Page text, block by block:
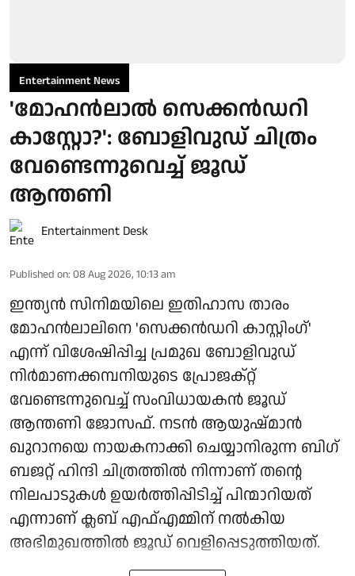
Entertainment News
'മോഹൻലാൽ സെക്കൻഡറി
കാസ്റ്റോ?': ബോളിവുഡ് ചിത്രം
വേണ്ടെന്നുവെച്ച് ജൂഡ്
ആന്തണി
Entertainment Desk
Published on: 08 Aug 2026, 10:13 am
ഇന്ത്യൻ സിനിമയിലെ ഇതിഹാസ താരം
മോഹൻലാലിനെ 'സെക്കൻഡറി കാസ്റ്റിംഗ്'
എന്ന് വിശേഷിപ്പിച്ച പ്രമുഖ ബോളിവുഡ്
നിർമാണക്കമ്പനിയുടെ പ്രോജക്റ്റ്
വേണ്ടെന്നുവെച്ച് സംവിധായകൻ ജൂഡ്
ആന്തണി ജോസഫ്. നടൻ ആയുഷ്മാൻ
ഖുറാനയെ നായകനാക്കി ചെയ്യാനിരുന്ന ബിഗ്
ബജറ്റ് ഹിന്ദി ചിത്രത്തിൽ നിന്നാണ് തന്റെ
നിലപാടുകൾ ഉയർത്തിപ്പിടിച്ച് പിന്മാറിയത്
എന്നാണ് ക്ലബ് എഫ്എമ്മിന് നല്‍കിയ
അഭിമുഖത്തില്‍ ജൂഡ് വെളിപ്പെടുത്തിയത്.